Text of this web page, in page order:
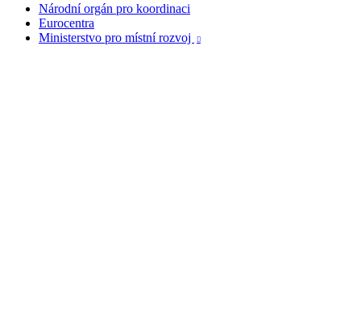
Národní orgán pro koordinaci
Eurocentra
Ministerstvo pro místní rozvoj
